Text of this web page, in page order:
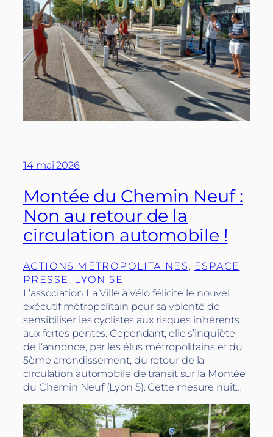
14 mai 2026
Montée du Chemin Neuf :
Non au retour de la
circulation automobile !
ACTIONS MÉTROPOLITAINES, ESPACE
PRESSE, LYON 5E
L’association La Ville à Vélo félicite le nouvel
exécutif métropolitain pour sa volonté de
sensibiliser les cyclistes aux risques inhérents
aux fortes pentes. Cependant, elle s’inquiète
de l’annonce, par les élus métropolitains et du
5ème arrondissement, du retour de la
circulation automobile de transit sur la Montée
du Chemin Neuf (Lyon 5). Cette mesure nuit…